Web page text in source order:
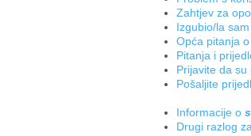
Zahtjev za
Izgubio/la
Opća pitanja
Pitanja i
Prijavite da
Pošaljite
Informacije o
Drugi razlog